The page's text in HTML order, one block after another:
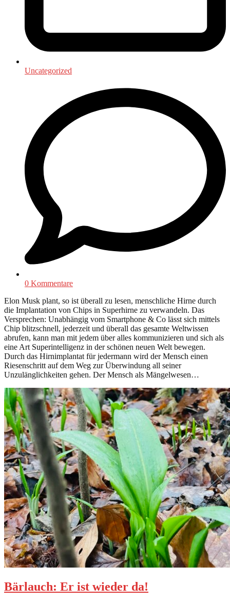
Uncategorized
0 Kommentare
Elon Musk plant, so ist überall zu lesen, menschliche Hirne durch
die Implantation von Chips in Superhirne zu verwandeln. Das
Versprechen: Unabhängig vom Smartphone & Co lässt sich mittels
Chip blitzschnell, jederzeit und überall das gesamte Weltwissen
abrufen, kann man mit jedem über alles kommunizieren und sich als
eine Art Superintelligenz in der schönen neuen Welt bewegen.
Durch das Hirnimplantat für jedermann wird der Mensch einen
Riesenschritt auf dem Weg zur Überwindung all seiner
Unzulänglichkeiten gehen. Der Mensch als Mängelwesen…
Bärlauch: Er ist wieder da!